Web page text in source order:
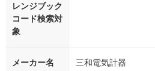
レンジブック
コード検索対
象
メーカー名 三和電気計器